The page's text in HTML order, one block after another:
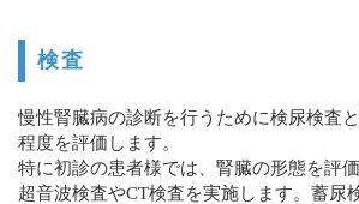
検査
慢性腎臓病の診断を行うために検尿検査
程度を評価します。
特に初診の患者様では、腎臓の形態を評
超音波検査やCT検査を実施します。蓄尿